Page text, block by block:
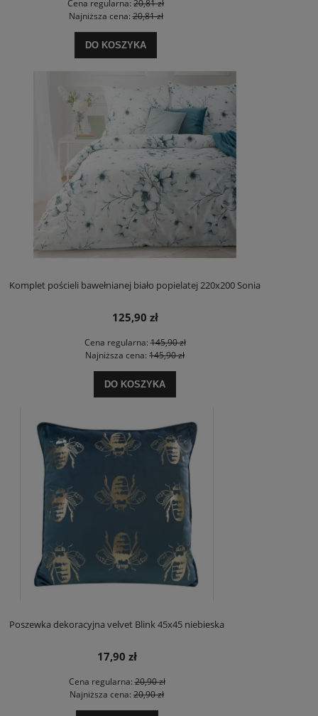
Cena regularna: 20,81 zł
Najniższa cena:20,81 zł
DO KOSZYKA
Komplet pościeli bawełnianej biało popielatej 220x200 Sonia
125,90 zł
Cena regularna:145,90 zł
Najniższa cena: 145,90 zł
DO KOSZYKA
Poszewka dekoracyjna velvet Blink 45x45 niebieska
17,90 zł
Cena regularna:20,90 zł
Najniższa cena: 20,90 zł